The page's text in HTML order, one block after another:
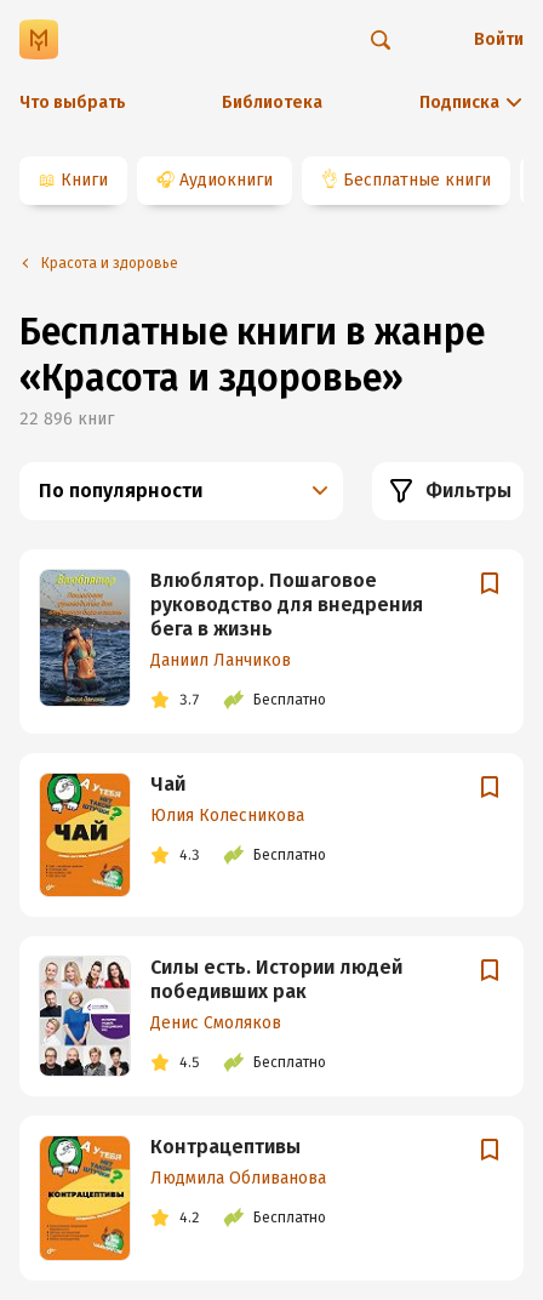
Что выбрать Библиотека Подписка
Войти
📖 Книги 🎧 Аудиокниги 👌 Бесплатные книги
Красота и здоровье
Бесплатные книги в жанре
«Красота и здоровье»
22 896 книг
По популярности Фильтры
Влюблятор. Пошаговое
руководство для внедрения
бега в жизнь
Даниил Ланчиков
3.7 Бесплатно
Чай
Юлия Колесникова
4.3 Бесплатно
Силы есть. Истории людей
победивших рак
Денис Смоляков
4.5 Бесплатно
Контрацептивы
Людмила Обливанова
4.2 Бесплатно